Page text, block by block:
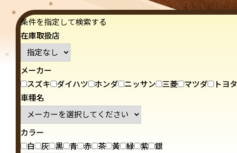
条件を指定して検索する
在庫取扱店
メーカー
スズキ
ダイハツ ホンダ ニッサン 三菱 マツダ トヨタ
車種名
カラー
白
灰 黒 青 赤 茶 黃 緑 紫 銀